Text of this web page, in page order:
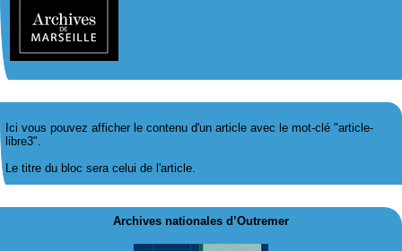
Ici vous pouvez afficher le contenu d'un article avec le mot-clé "article-
libre3".
Le titre du bloc sera celui de l'article.
Archives nationales d’Outremer